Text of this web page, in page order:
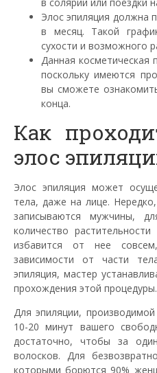
Элос эпиляция должна
в месяц. Такой
сухости и возможного
Данная косметическая
поскольку имеются
вы сможете
конца.
Как
элос
Элос эпиляция может
тела, даже на лице.
записываются мужчины,
количество
избавится от нее
зависимости от части
эпиляция, мастер
прохождения этой процедуры.
Для эпиляции,
10-20 минут вашего
достаточно, чтобы за
волосков. Для
которыми борются 90%